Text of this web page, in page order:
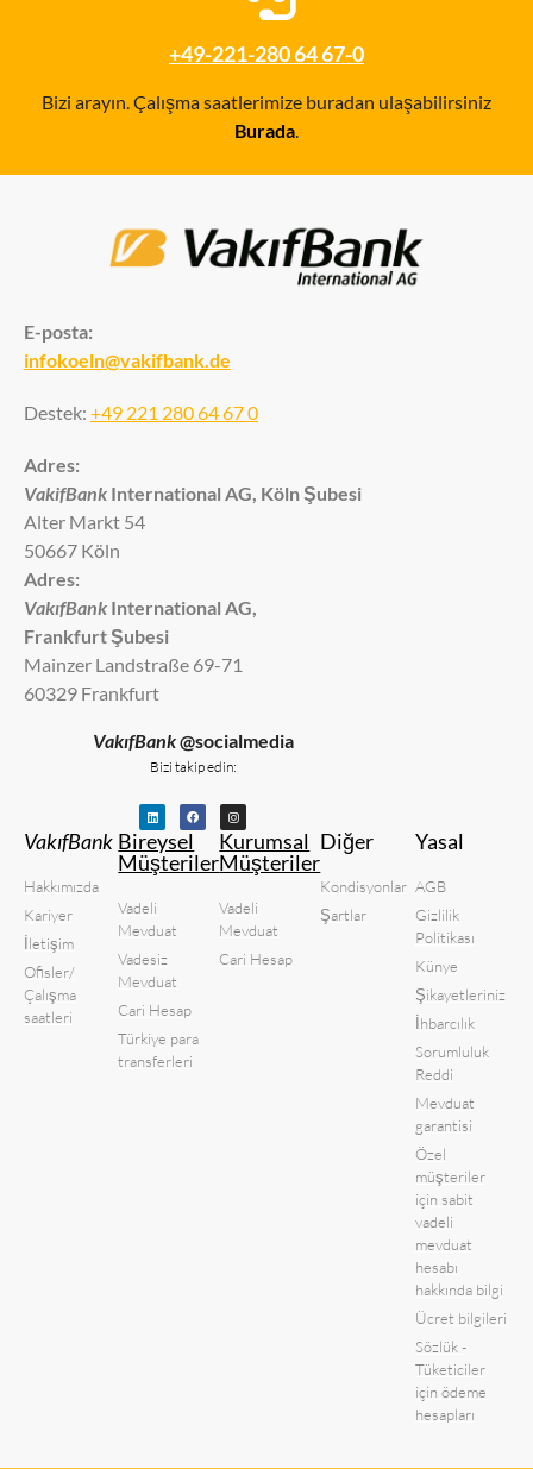
+49-221-280 64 67-0
Bizi arayın. Çalışma saatlerimize buradan ulaşabilirsiniz
Burada.
E-posta:
infokoeln@vakifbank.de
Destek: +49 221 280 64 67 0
Adres:
VakifBank International AG, Köln Şubesi
Alter Markt 54
50667 Köln
Adres:
VakıfBank International AG,
Frankfurt Şubesi
Mainzer Landstraße 69-71
60329 Frankfurt
VakıfBank@socialmedia
Bizi takip edin:
VakıfBank
Hakkımızda
Kariyer
İletişim
Ofisler/
Çalışma
saatleri
Bireysel
Müşteriler
Vadeli
Mevduat
Vadesiz
Mevduat
Cari Hesap
Türkiye para
transferleri
Kurumsal
Müşteriler
Vadeli
Mevduat
Cari Hesap
Diğer
Kondisyonlar
Şartlar
Yasal
AGB
Gizlilik
Politikası
Künye
Şikayetleriniz
İhbarcılık
Sorumluluk
Reddi
Mevduat
garantisi
Özel
müşteriler
için sabit
vadeli
mevduat
hesabı
hakkında bilgi
Ücret bilgileri
Sözlük -
Tüketiciler
için ödeme
hesapları